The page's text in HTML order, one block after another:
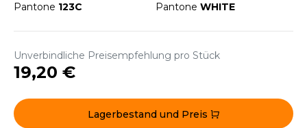
Pantone 123C
Pantone WHITE
Unverbindliche Preisempfehlung pro Stück
19,20 €
Lagerbestand und Preis